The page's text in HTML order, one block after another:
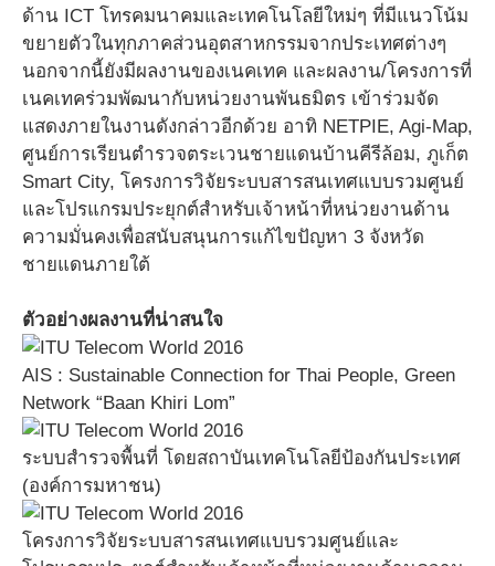
ด้าน ICT โทรคมนาคมและเทคโนโลยีใหม่ๆ ที่มีแนวโน้ม
ขยายตัวในทุกภาคส่วนอุตสาหกรรมจากประเทศต่างๆ
นอกจากนี้ยังมีผลงานของเนคเทค และผลงาน/โครงการที่
เนคเทคร่วมพัฒนากับหน่วยงานพันธมิตร เข้าร่วมจัด
แสดงภายในงานดังกล่าวอีกด้วย อาทิ NETPIE, Agi-Map,
ศูนย์การเรียนตำรวจตระเวนชายแดนบ้านคีรีล้อม, ภูเก็ต
Smart City, โครงการวิจัยระบบสารสนเทศแบบรวมศูนย์
และโปรแกรมประยุกต์สำหรับเจ้าหน้าที่หน่วยงานด้าน
ความมั่นคงเพื่อสนับสนุนการแก้ไขปัญหา 3 จังหวัด
ชายแดนภายใต้
ตัวอย่างผลงานที่น่าสนใจ
AIS : Sustainable Connection for Thai People, Green
Network “Baan Khiri Lom”
ระบบสำรวจพื้นที่ โดยสถาบันเทคโนโลยีป้องกันประเทศ
(องค์การมหาชน)
โครงการวิจัยระบบสารสนเทศแบบรวมศูนย์และ